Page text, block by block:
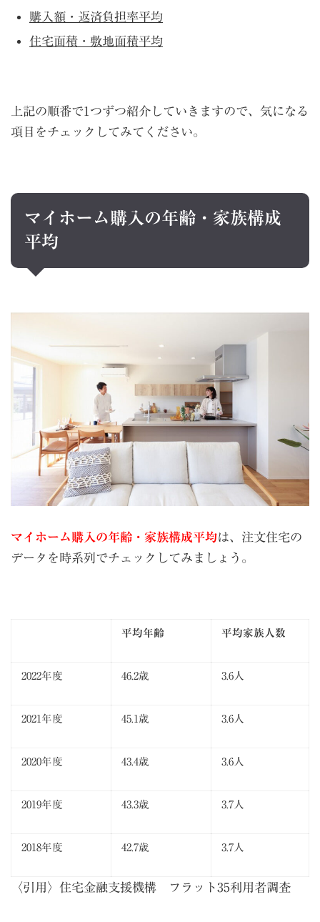
購入額・返済負担率平均
住宅面積・敷地面積平均
上記の順番で1つずつ紹介していきますので、気になる
項目をチェックしてみてください。
マイホーム購入の年齢・家族構成
平均
マイホーム購入の年齢・家族構成平均は、注文住宅の
データを時系列でチェックしてみましょう。
平均年齢 平均家族人数
2022年度 46.2歳 3.6人
2021年度 45.1歳 3.6人
2020年度 43.4歳 3.6人
2019年度 43.3歳 3.7人
2018年度 42.7歳 3.7人
〈引用〉 住宅金融支援機構 フラット35利用者調査